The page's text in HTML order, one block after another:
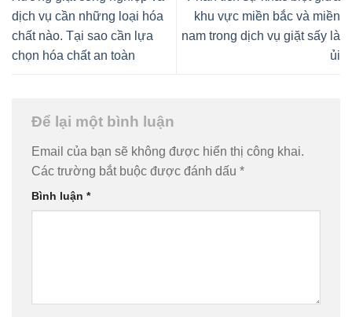
dịch vụ cần những loại hóa
chất nào. Tại sao cần lựa
chọn hóa chất an toàn
khu vực miền bắc và miền
nam trong dịch vụ giặt sấy là
ủi
Để lại một bình luận
Email của bạn sẽ không được hiển thị công khai.
Các trường bắt buộc được đánh dấu *
Bình luận *